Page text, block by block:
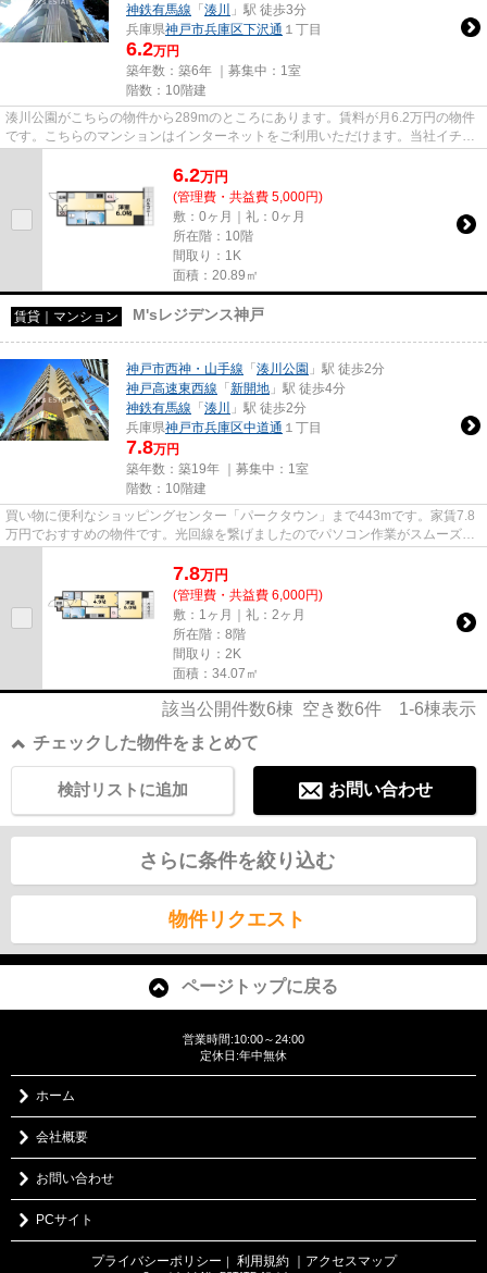
神鉄有馬線 「 湊川
」駅 徒歩3分
兵庫県神戸市兵庫区下沢通 １丁目
6.2万円
築年数：築6年 ｜募集中： 1室
階数：10階建
湊川公園がこちらの物件から289mのところにあります。賃料が月6.2万円の物件
です。こちらのマンションはインターネットをご利用いただけます。当社イチオ
6.2万円
(管理費・共益費 5,000円)
敷：0ヶ月｜礼：0ヶ月
所在階：10階
間取り：1K
面積：20.89㎡
賃貸｜マンション M'sレジデンス神戸
神戸市西神・山手線 「 湊川公園 」駅 徒歩2分
神戸高速東西線 「 新開地 」駅 徒歩4分
神鉄有馬線 「 湊川
」駅 徒歩2分
兵庫県神戸市兵庫区中道通 １丁目
7.8万円
築年数：築19年 ｜募集中： 1室
階数：10階建
買い物に便利なショッピングセンター「パークタウン」まで443mです。家賃7.8
万円でおすすめの物件です。光回線を繋げましたのでパソコン作業がスムーズで
7.8万円
(管理費・共益費 6,000円)
敷：1ヶ月｜礼：2ヶ月
所在階：8階
間取り：2K
面積：34.07㎡
該当公開件数6棟 空き数6件 1-6棟表示
チェックした物件をまとめて
お問い合わせ
検討リストに追加
さらに条件を絞り込む
物件リクエスト
ページトップに戻る
営業時間:10:00～24:00
定休日:年中無休
ホーム
会社概要
お問い合わせ
PCサイト
プライバシーポリシー ｜ 利用規約 ｜アクセスマップ